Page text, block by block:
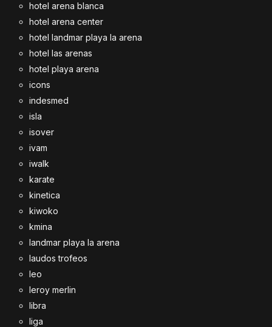
hotel arena blanca
hotel arena center
hotel landmar playa la arena
hotel las arenas
hotel playa arena
icons
indesmed
isla
isover
ivam
iwalk
karate
kinetica
kiwoko
kmina
landmar playa la arena
laudos trofeos
leo
leroy merlin
libra
liga